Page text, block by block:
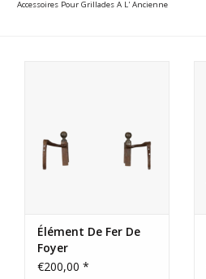
Accessoires Pour Grillades A L' Ancienne
Élément De Fer De
Foyer
€200,00 *